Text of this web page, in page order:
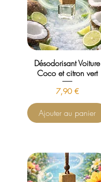
Désodorisant Voiture
Coco et citron vert
Prix
7,90 €
Ajouter au panier